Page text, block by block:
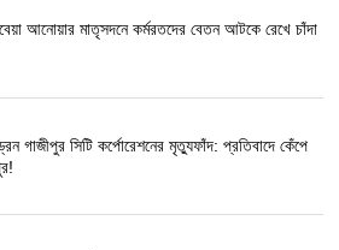
আনোয়ার মাতৃসদনে কর্মরতদের বেতন আটকে রেখে চাঁদা
গাজীপুর সিটি কর্পোরেশনের মৃত্যুফাঁদ: প্রতিবাদে কেঁপে